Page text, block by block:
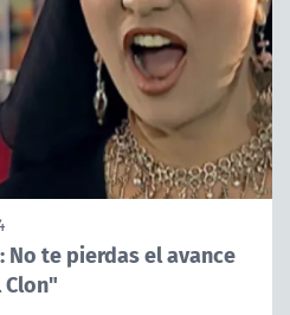
No te pierdas el avance